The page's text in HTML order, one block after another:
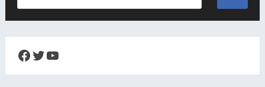
Facebook
Twitter
Youtube